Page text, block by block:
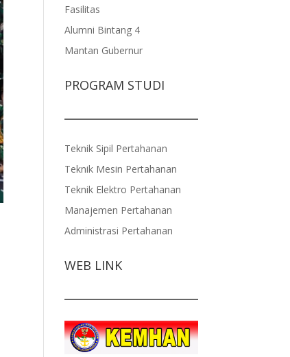
Fasilitas
Alumni Bintang 4
Mantan Gubernur
PROGRAM STUDI
Teknik Sipil Pertahanan
Teknik Mesin Pertahanan
Teknik Elektro Pertahanan
Manajemen Pertahanan
Administrasi Pertahanan
WEB LINK